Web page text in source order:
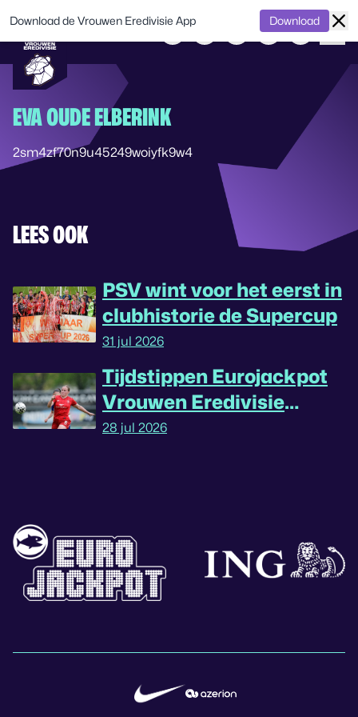
EVA OUDE ELBERINK
2sm4zf70n9u45249woiyfk9w4
LEES OOK
PSV wint voor het eerst in
clubhistorie de Supercup
31 jul 2026
Tijdstippen Eurojackpot
Vrouwen Eredivisie
omgedraaid
28 jul 2026
Download de Vrouwen Eredivisie App Download